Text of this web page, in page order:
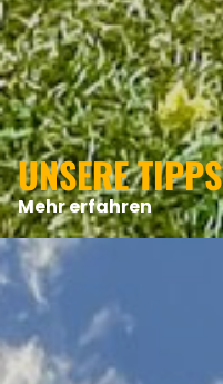
UNSERE TIPPS
Mehr erfahren